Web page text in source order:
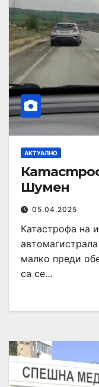
АКТУАЛНО
Шумен
05.04.2025
Катастрофа на
малко преди
са се…